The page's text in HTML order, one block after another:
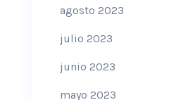
agosto 2023
julio 2023
junio 2023
mayo 2023